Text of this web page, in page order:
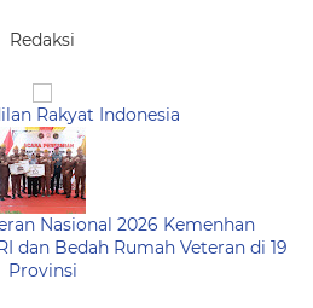
Redaksi
Rakyat Indonesia
Nasional 2026 Kemenhan
dan Bedah Rumah Veteran di 19
Provinsi